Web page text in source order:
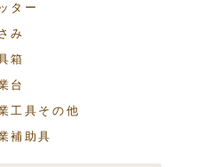
ター
み
箱
台
工具その他
補助具